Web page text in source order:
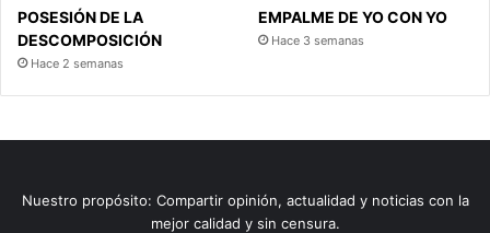
POSESIÓN DE LA
DESCOMPOSICIÓN
Hace 2 semanas
EMPALME DE YO CON YO
Hace 3 semanas
Nuestro propósito: Compartir opinión, actualidad y noticias con la
mejor calidad y sin censura.